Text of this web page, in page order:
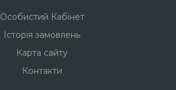
Особистий Кабінет
Історія замовлень
Карта сайту
Контакти